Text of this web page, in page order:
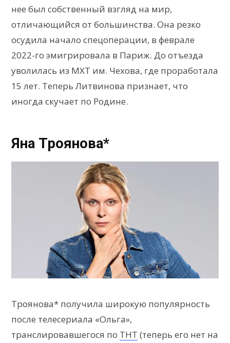
нее был собственный взгляд на мир,
отличающийся от большинства. Она резко
осудила начало спецоперации, в феврале
2022-го эмигрировала в Париж. До отъезда
уволилась из МХТ им. Чехова, где проработала
15 лет. Теперь Литвинова признает, что
иногда скучает по Родине.
Яна Троянова*
Троянова* получила широкую популярность
после телесериала «Ольга»,
транслировавшегося по ТНТ (теперь его нет на